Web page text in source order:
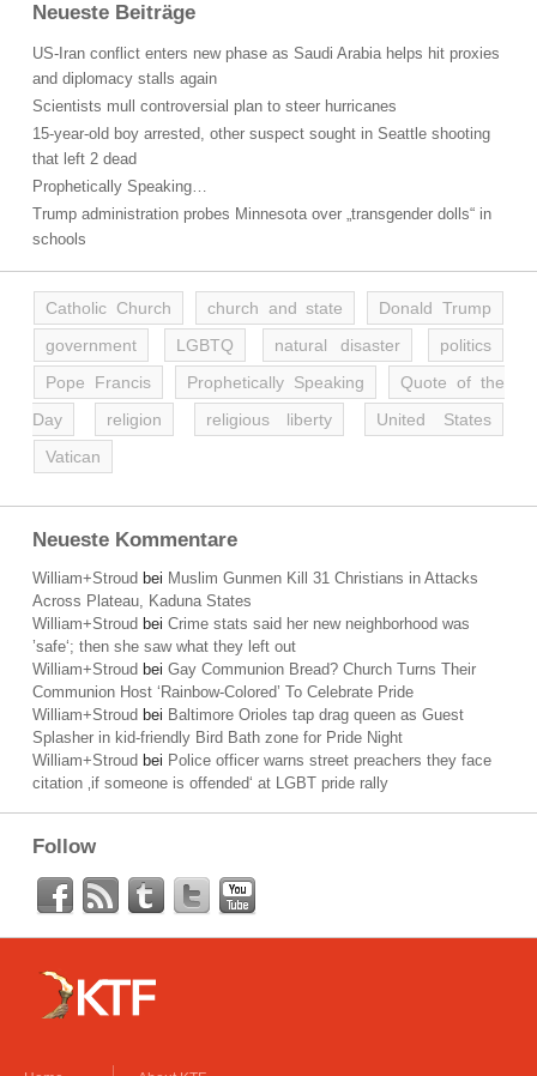
Neueste Beiträge
US-Iran conflict enters new phase as Saudi Arabia helps hit proxies
and diplomacy stalls again
Scientists mull controversial plan to steer hurricanes
15-year-old boy arrested, other suspect sought in Seattle shooting
that left 2 dead
Prophetically Speaking…
Trump administration probes Minnesota over „transgender dolls“ in
schools
Catholic Church church and state
Donald Trump
government
LGBTQ natural disaster
politics
Pope Francis
Prophetically Speaking
Quote of the
Day
religion religious liberty
United States
Vatican
Neueste Kommentare
William+Stroud bei Muslim Gunmen Kill 31 Christians in Attacks
Across Plateau, Kaduna States
William+Stroud bei Crime stats said her new neighborhood was
’safe‘; then she saw what they left out
William+Stroud bei Gay Communion Bread? Church Turns Their
Communion Host ‘Rainbow-Colored’ To Celebrate Pride
William+Stroud bei Baltimore Orioles tap drag queen as Guest
Splasher in kid-friendly Bird Bath zone for Pride Night
William+Stroud bei Police officer warns street preachers they face
citation ‚if someone is offended‘ at LGBT pride rally
Follow